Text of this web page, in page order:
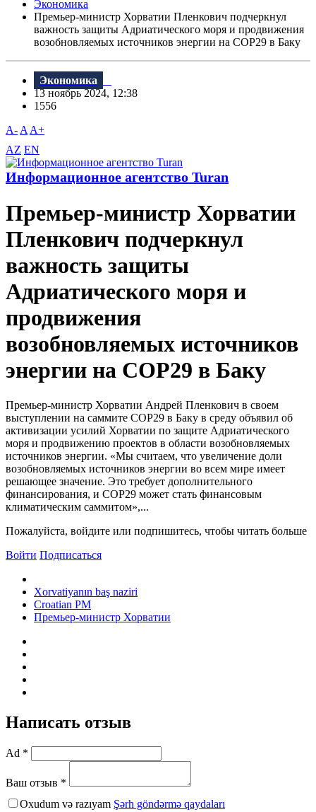
Экономика
Премьер-министр Хорватии Пленкович подчеркнул
важность защиты Адриатического моря и продвижения
возобновляемых источников энергии на COP29 в Баку
Экономика
13 ноябрь 2024, 12:38
1556
A- A A+
AZ EN
Информационное агентство Turan
Премьер-министр Хорватии
Пленкович подчеркнул
важность защиты
Адриатического моря и
продвижения
возобновляемых источников
энергии на COP29 в Баку
Премьер-министр Хорватии Андрей Пленкович в своем
выступлении на саммите COP29 в Баку в среду объявил об
активизации усилий Хорватии по защите Адриатического
моря и продвижению проектов в области возобновляемых
источников энергии. «Мы считаем, что увеличение доли
возобновляемых источников энергии во всем мире имеет
решающее значение. Это требует дополнительного
финансирования, и COP29 может стать финансовым
климатическим саммитом»,...
Пожалуйста, войдите или подпишитесь, чтобы читать больше
Войти Подписаться
Xorvatiyanın baş naziri
Croatian PM
Премьер-министр Хорватии
Написать отзыв
Ad *
Ваш отзыв *
Oxudum və razıyam Şərh göndərmə qaydaları